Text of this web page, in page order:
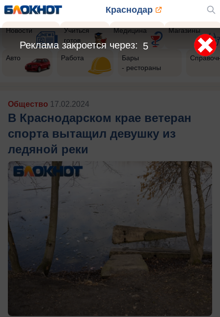
Краснодар
Новости
Учиться
готов
Медицина Магазины
Авто Работа
Бары
- рестораны
Общество 17.02.2024
В Краснодарском крае ветеран
спорта вытащил девушку из
ледяной реки
3
Реклама закроется через: